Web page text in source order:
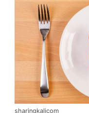
sharingkalicom